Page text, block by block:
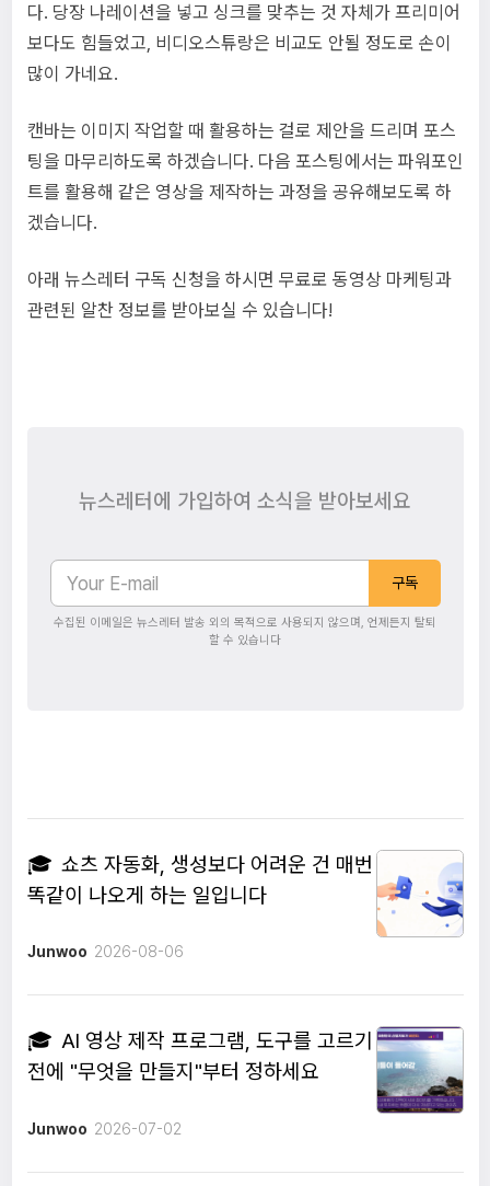
다. 당장 나레이션을 넣고 싱크를 맞추는 것 자체가 프리미어
보다도 힘들었고, 비디오스튜랑은 비교도 안될 정도로 손이
많이 가네요.
캔바는 이미지 작업할 때 활용하는 걸로 제안을 드리며 포스
팅을 마무리하도록 하겠습니다. 다음 포스팅에서는 파워포인
트를 활용해 같은 영상을 제작하는 과정을 공유해보도록 하
겠습니다.
아래 뉴스레터 구독 신청을 하시면 무료로 동영상 마케팅과
관련된 알찬 정보를 받아보실 수 있습니다!
뉴스레터에 가입하여 소식을 받아보세요
구독
수집된 이메일은 뉴스레터 발송 외의 목적으로 사용되지 않으며, 언제든지 탈퇴
할 수 있습니다
🎓 쇼츠 자동화, 생성보다 어려운 건 매번
똑같이 나오게 하는 일입니다
Junwoo 2026-08-06
🎓 AI 영상 제작 프로그램, 도구를 고르기
전에 "무엇을 만들지"부터 정하세요
Junwoo 2026-07-02